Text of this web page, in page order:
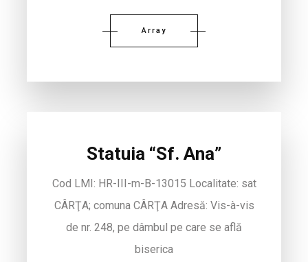
Array
Statuia “Sf. Ana”
Cod LMI: HR-III-m-B-13015 Localitate: sat
CÂRŢA; comuna CÂRŢA Adresă: Vis-à-vis
de nr. 248, pe dâmbul pe care se află
biserica